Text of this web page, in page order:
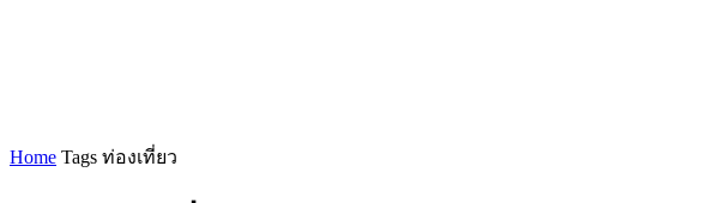
Home Tags ท่องเที่ยว